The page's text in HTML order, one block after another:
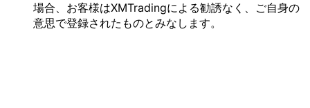
場合、 お客様はXMTradingによる勧誘なく、 ご自身の
意思で登録された ものとみなします。